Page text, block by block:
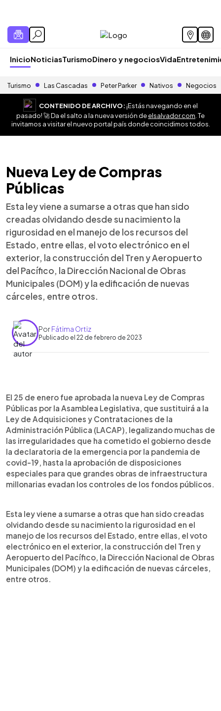
InicioNoticiasTurismoDinero y negociosVida
Turismo Las Cascadas Peter Parker Nativos Negocios
CONTENIDO DE ARCHIVO:¡Estás navegando en el
pasado! 🚀 Da el salto a la nueva versión deelsalvador.com . Te
invitamos a visitar el nuevo portal país donde coincidimos todos.
Nueva Ley de Compras
Públicas
Esta ley viene a sumarse a otras que han sido
creadas olvidando desde su nacimiento la
rigurosidad en el manejo de los recursos del
Estado, entre ellas, el voto electrónico en el
exterior, la construcción del Tren y Aeropuerto
del Pacífico, la Dirección Nacional de Obras
Municipales (DOM) y la edificación de nuevas
cárceles, entre otros.
PorFátima Ortiz
Publicado el 22 de febrero de 2023
► Escuchar artículo
El 25 de enero fue aprobada la nueva Ley de Compras
Públicas por la Asamblea Legislativa, que sustituirá a la
Ley de Adquisiciones y Contrataciones de la
Administración Pública (LACAP), legalizando muchas de
las irregularidades que ha cometido el gobierno desde
la declaratoria de la emergencia por la pandemia de
covid-19, hasta la aprobación de disposiciones
especiales para que grandes obras de infraestructura
millonarias evadan los controles de los fondos públicos.
Esta ley viene a sumarse a otras que han sido creadas
olvidando desde su nacimiento la rigurosidad en el
manejo de los recursos del Estado, entre ellas, el voto
electrónico en el exterior, la construcción del Tren y
Aeropuerto del Pacífico, la Dirección Nacional de Obras
Municipales (DOM) y la edificación de nuevas cárceles,
entre otros.